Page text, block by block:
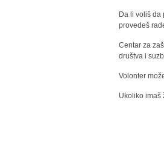
Da li voliš da
provedeš
Centar za
društva i
Volonter
Ukoliko imaš